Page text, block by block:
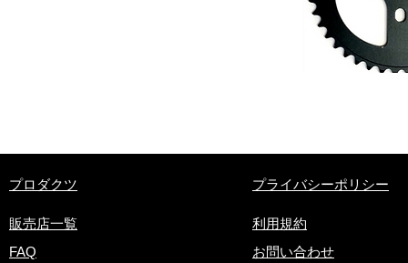
​プロダクツ
販売店一覧
FAQ
プライバシーポリシー
利用規約
お問い合わせ